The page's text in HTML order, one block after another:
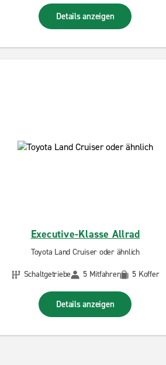
Details anzeigen
Executive-Klasse Allrad
Toyota Land Cruiser oder ähnlich
Schaltgetriebe
5 Mitfahrer 5 Koffer
Details anzeigen